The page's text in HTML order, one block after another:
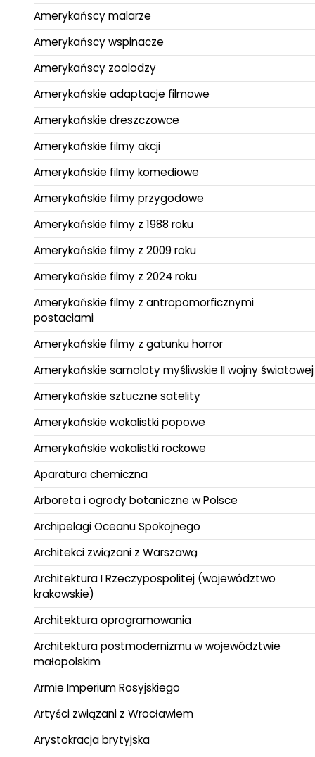
Amerykańscy malarze
Amerykańscy wspinacze
Amerykańscy zoolodzy
Amerykańskie adaptacje filmowe
Amerykańskie dreszczowce
Amerykańskie filmy akcji
Amerykańskie filmy komediowe
Amerykańskie filmy przygodowe
Amerykańskie filmy z 1988 roku
Amerykańskie filmy z 2009 roku
Amerykańskie filmy z 2024 roku
Amerykańskie filmy z antropomorficznymi
postaciami
Amerykańskie filmy z gatunku horror
Amerykańskie samoloty myśliwskie II wojny światowej
Amerykańskie sztuczne satelity
Amerykańskie wokalistki popowe
Amerykańskie wokalistki rockowe
Aparatura chemiczna
Arboreta i ogrody botaniczne w Polsce
Archipelagi Oceanu Spokojnego
Architekci związani z Warszawą
Architektura I Rzeczypospolitej (województwo
krakowskie)
Architektura oprogramowania
Architektura postmodernizmu w województwie
małopolskim
Armie Imperium Rosyjskiego
Artyści związani z Wrocławiem
Arystokracja brytyjska